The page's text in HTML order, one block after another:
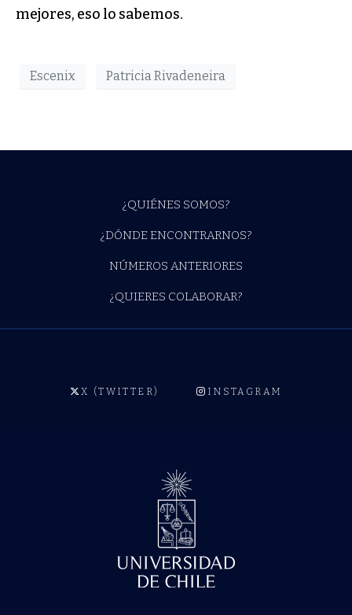
mejores, eso lo sabemos.
Escenix Patricia Rivadeneira
¿QUIÉNES SOMOS?
¿DÓNDE ENCONTRARNOS?
NÚMEROS ANTERIORES
¿QUIERES COLABORAR?
X (TWITTER) INSTAGRAM